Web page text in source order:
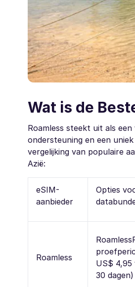
Wat is de
Roamless steekt uit als
ondersteuning en een
vergelijking van populaire
Azië:
eSIM-
aanbieder
Opties
Roamless
US$ 4,95
30 dagen)